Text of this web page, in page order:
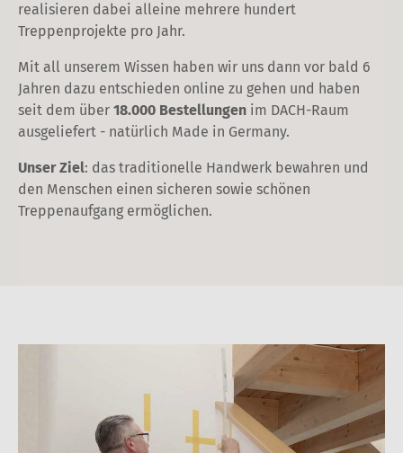
realisieren dabei alleine mehrere hundert
Treppenprojekte pro Jahr.
Mit all unserem Wissen haben wir uns dann vor bald 6
Jahren dazu entschieden online zu gehen und haben
seit dem über 18.000 Bestellungen im DACH-Raum
ausgeliefert - natürlich Made in Germany.
Unser Ziel: das traditionelle Handwerk bewahren und
den Menschen einen sicheren sowie schönen
Treppenaufgang ermöglichen.